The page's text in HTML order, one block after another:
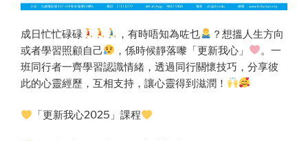
成日忙忙碌碌 ，有時唔知為咗乜
？想搵人生方向
或者學習照顧自己
，係時候靜落嚟「更新我心」
。一
班同行者一齊學習認識情緒，透過同行關懷技巧，分享彼
此的心靈經歷，互相支持，讓心靈得到滋潤！
「更新我心2025」課程